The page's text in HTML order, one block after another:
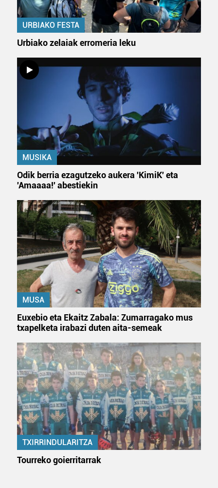
irakurri
URBIAKO FESTA
Urbiako zelaiak erromeria leku
MUSIKA
Odik berria ezagutzeko aukera 'KimiK' eta
'Amaaaa!' abestiekin
MUSA
Euxebio eta Ekaitz Zabala: Zumarragako mus
txapelketa irabazi duten aita-semeak
TXIRRINDULARITZA
Tourreko goierritarrak